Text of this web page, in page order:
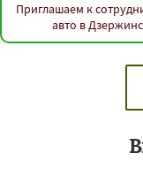
Приглашаем к
авто в